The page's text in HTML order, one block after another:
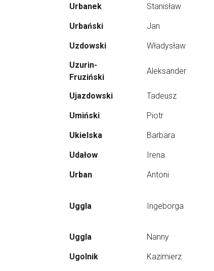
Urbanek Stanisław
Urbański Jan
Uzdowski Władysław
Uzurin-
Fruziński
Aleksander
Ujazdowski Tadeusz
Umiński Piotr
Ukielska Barbara
Udałow Irena
Urban Antoni
Uggla Ingeborga
Uggla Nanny
Ugolnik Kazimierz